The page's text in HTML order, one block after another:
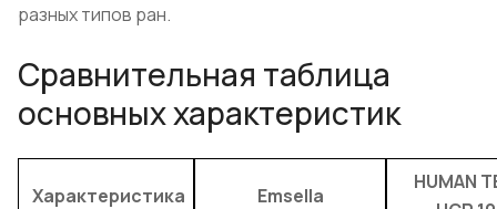
разных типов ран.
Сравнительная таблица
основных характеристик
Характеристика Emsella
HUMAN